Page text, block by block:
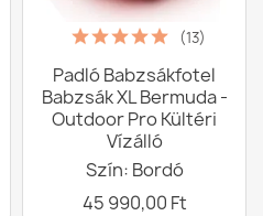
(13)
Padló Babzsákfotel
Babzsák XL Bermuda -
Outdoor Pro Kültéri
Vízálló
Szín: Bordó
45 990,00 Ft